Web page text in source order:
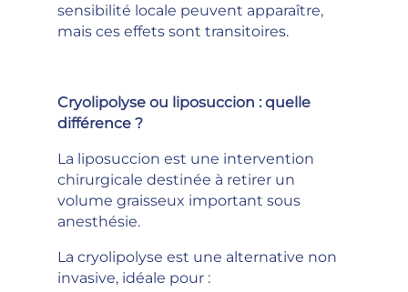
sensibilité locale peuvent apparaître,
mais ces effets sont transitoires.
Cryolipolyse ou liposuccion : quelle
différence ?
La liposuccion est une intervention
chirurgicale destinée à retirer un
volume graisseux important sous
anesthésie.
La cryolipolyse est une alternative non
invasive, idéale pour :